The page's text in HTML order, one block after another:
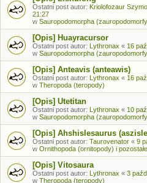
Ostatni post autor: Kriolofozaur
21:27
w Sauropodomorpha
[Opis] Huayracursor
Ostatni post autor: Lythronax « 16
w Sauropodomorpha
[Opis] Anteavis (anteawis)
Ostatni post autor: Lythronax « 16
w Theropoda (teropody)
[Opis] Utetitan
Ostatni post autor: Lythronax « 10
w Sauropodomorpha
[Opis] Ahshislesaurus
Ostatni post autor: Taurovenator « 9
w Ornithopoda (ornitopody) i
[Opis] Vitosaura
Ostatni post autor: Lythronax « 3
w Theropoda (teropody)